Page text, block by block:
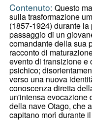
Contenuto: Questo
sulla trasformazione
(1857-1924) durante
passaggio di un
comandante della sua
racconto di
evento di transizione e
psichico;
verso una nuova
conoscenza diretta
un'intensa evocazione
della nave Otago, che
capitano morì durante